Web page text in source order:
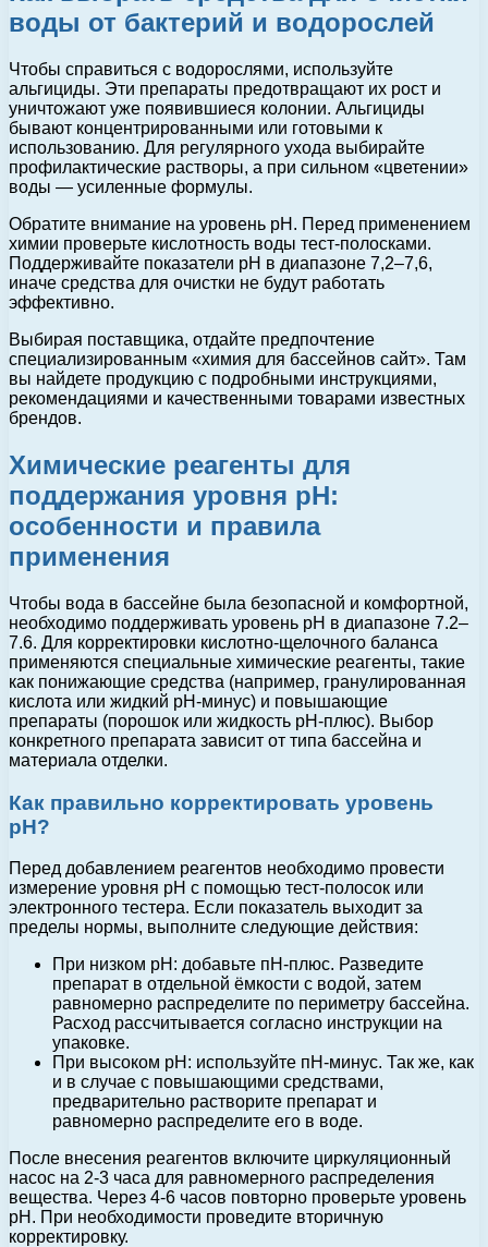
воды от бактерий и водорослей
Чтобы справиться с водорослями, используйте
альгициды. Эти препараты предотвращают их рост и
уничтожают уже появившиеся колонии. Альгициды
бывают концентрированными или готовыми к
использованию. Для регулярного ухода выбирайте
профилактические растворы, а при сильном «цветении»
воды — усиленные формулы.
Обратите внимание на уровень pH. Перед применением
химии проверьте кислотность воды тест-полосками.
Поддерживайте показатели pH в диапазоне 7,2–7,6,
иначе средства для очистки не будут работать
эффективно.
Выбирая поставщика, отдайте предпочтение
специализированным «химия для бассейнов сайт». Там
вы найдете продукцию с подробными инструкциями,
рекомендациями и качественными товарами известных
брендов.
Химические реагенты для
поддержания уровня pH:
особенности и правила
применения
Чтобы вода в бассейне была безопасной и комфортной,
необходимо поддерживать уровень pH в диапазоне 7.2–
7.6. Для корректировки кислотно-щелочного баланса
применяются специальные химические реагенты, такие
как понижающие средства (например, гранулированная
кислота или жидкий pH-минус) и повышающие
препараты (порошок или жидкость pH-плюс). Выбор
конкретного препарата зависит от типа бассейна и
материала отделки.
Как правильно корректировать уровень
pH?
Перед добавлением реагентов необходимо провести
измерение уровня pH с помощью тест-полосок или
электронного тестера. Если показатель выходит за
пределы нормы, выполните следующие действия:
При низком pH: добавьте пH-плюс. Разведите
препарат в отдельной ёмкости с водой, затем
равномерно распределите по периметру бассейна.
Расход рассчитывается согласно инструкции на
упаковке.
При высоком pH: используйте пH-минус. Так же, как
и в случае с повышающими средствами,
предварительно растворите препарат и
равномерно распределите его в воде.
После внесения реагентов включите циркуляционный
насос на 2-3 часа для равномерного распределения
вещества. Через 4-6 часов повторно проверьте уровень
pH. При необходимости проведите вторичную
корректировку.